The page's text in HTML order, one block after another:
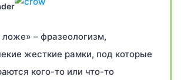
ложе» – фразеологизм,
жесткие рамки, под которые
кого-то или что-то